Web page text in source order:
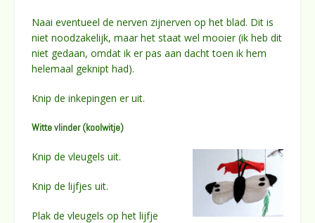
Naai eventueel de nerven zijnerven op het blad. Dit is
niet noodzakelijk, maar het staat wel mooier (ik heb dit
niet gedaan, omdat ik er pas aan dacht toen ik hem
helemaal geknipt had).
Knip de inkepingen er uit.
Witte vlinder (koolwitje)
Knip de vleugels uit.
Knip de lijfjes uit.
Plak de vleugels op het lijfje